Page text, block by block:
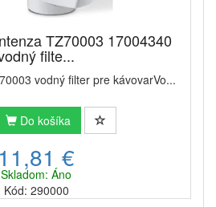
TZ70003 17004340
filte...
vodný filter pre kávovarVo...
Do košíka
11,81 €
Skladom: Áno
Kód: 290000